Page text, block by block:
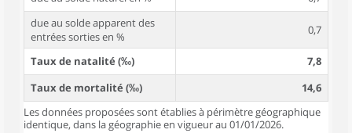
due au solde apparent des
entrées sorties en %
0,7
Taux de natalité (‰)
7,8
Taux de mortalité (‰)
14,6
Les données proposées sont établies à périmètre géographique
identique, dans la géographie en vigueur au 01/01/2026.